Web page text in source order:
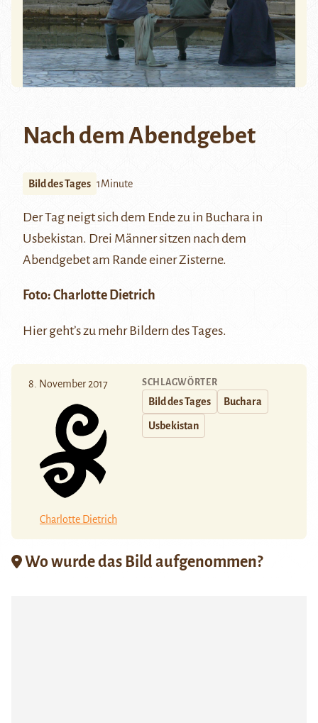
Nach dem Abendgebet
Bild des Tages 1Minute
Der Tag neigt sich dem Ende zu in Buchara in
Usbekistan. Drei Männer sitzen nach dem
Abendgebet am Rande einer Zisterne.
Foto: Charlotte Dietrich
Hiergeht’s zu mehr Bildern des Tages.
8. November 2017
Charlotte Dietrich
SCHLAGWÖRTER
Bild des Tages Buchara
Usbekistan
Wo wurde das Bild aufgenommen?